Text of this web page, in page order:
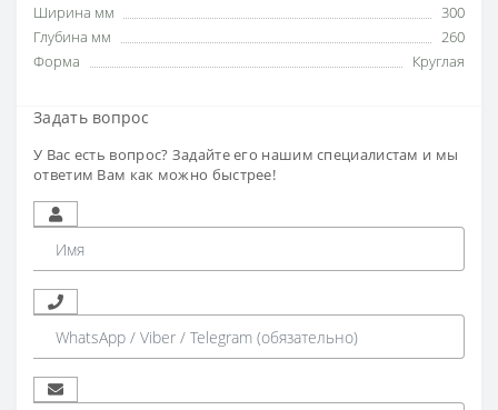
Ширина мм
300
Глубина мм
260
Форма
Круглая
Задать вопрос
У Вас есть вопрос? Задайте его нашим специалистам и мы
ответим Вам как можно быстрее!